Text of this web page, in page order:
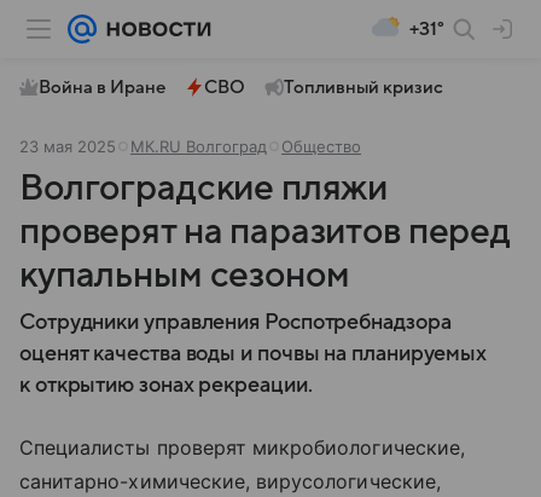
+31°
Война в Иране СВО Топливный кризис
23 мая 2025 МК.RU Волгоград Общество
Волгоградские пляжи
проверят на паразитов перед
купальным сезоном
Сотрудники управления Роспотребнадзора
оценят качества воды и почвы на планируемых
к открытию зонах рекреации.
Специалисты проверят микробиологические,
санитарно-химические, вирусологические,